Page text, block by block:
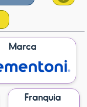
Marca
Franquia